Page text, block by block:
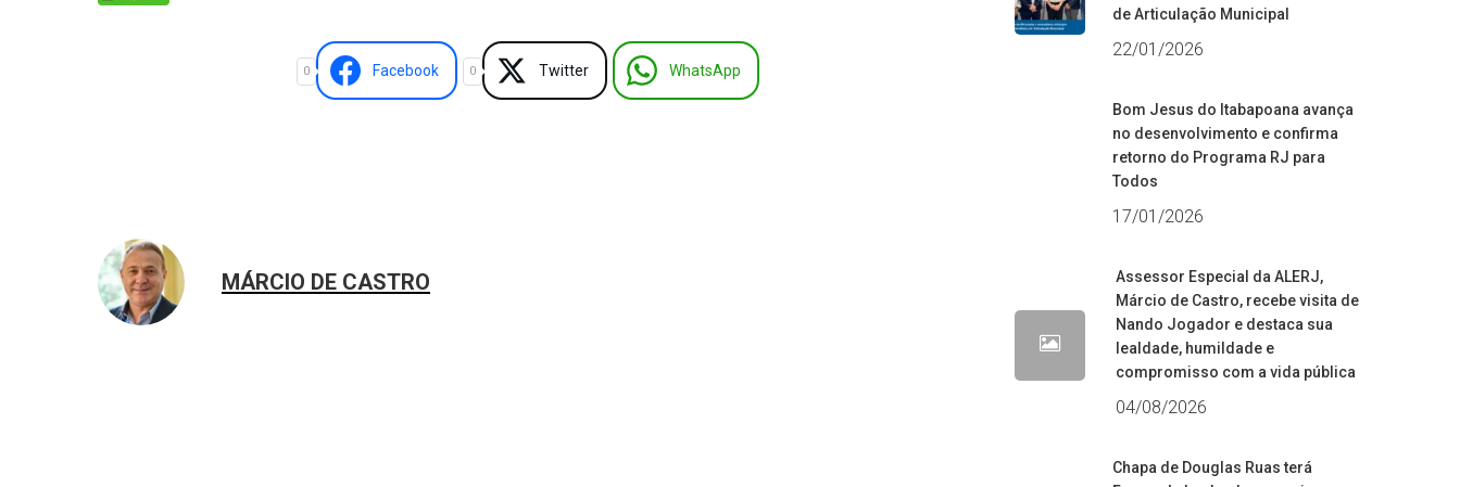
0 Facebook 0 Twitter WhatsApp
MÁRCIO DE CASTRO
de Articulação Municipal
22/01/2026
Bom Jesus do Itabapoana avança
no desenvolvimento e confirma
retorno do Programa RJ para
Todos
17/01/2026
Assessor Especial da ALERJ,
Márcio de Castro, recebe visita de
Nando Jogador e destaca sua
lealdade, humildade e
compromisso com a vida pública
04/08/2026
Chapa de Douglas Ruas terá